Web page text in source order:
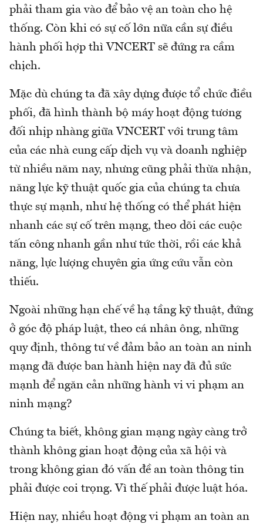
phải tham gia vào để bảo vệ an toàn cho hệ
thống. Còn khi có sự cố lớn nữa cần sự điều
hành phối hợp thì VNCERT sẽ đứng ra cầm
chịch.
Mặc dù chúng ta đã xây dựng được tổ chức điều
phối, đã hình thành bộ máy hoạt động tương
đối nhịp nhàng giữa VNCERT với trung tâm
của các nhà cung cấp dịch vụ và doanh nghiệp
từ nhiều năm nay, nhưng cũng phải thừa nhận,
năng lực kỹ thuật quốc gia của chúng ta chưa
thực sự mạnh, như hệ thống có thể phát hiện
nhanh các sự cố trên mạng, theo dõi các cuộc
tấn công nhanh gần như tức thời, rồi các khả
năng, lực lượng chuyên gia ứng cứu vẫn còn
thiếu.
Ngoài những hạn chế về hạ tầng kỹ thuật, đứng
ở góc độ pháp luật, theo cá nhân ông, những
quy định, thông tư về đảm bảo an toàn an ninh
mạng đã được ban hành hiện nay đã đủ sức
mạnh để ngăn cản những hành vi vi phạm an
ninh mạng?
Chúng ta biết, không gian mạng ngày càng trở
thành không gian hoạt động của xã hội và
trong không gian đó vấn đề an toàn thông tin
phải được coi trọng. Vì thế phải được luật hóa.
Hiện nay, nhiều hoạt động vi phạm an toàn an